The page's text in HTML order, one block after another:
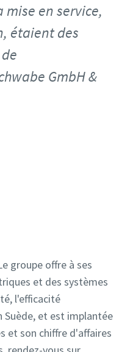
en service,
étaient des
GmbH &
groupe offre à ses
et des systèmes
l'efficacité
Suède, et est implantée
et son chiffre d'affaires